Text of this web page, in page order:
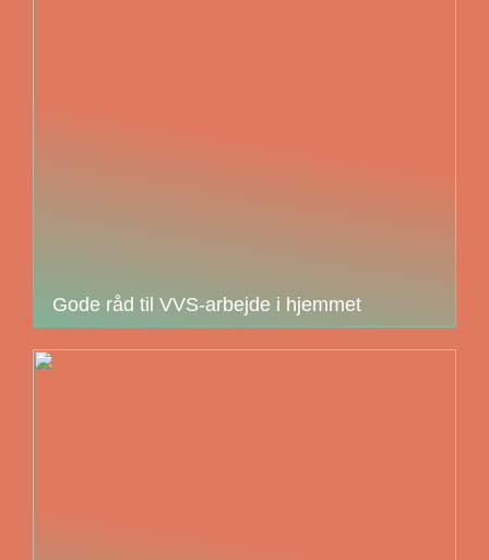
Gode råd til VVS-arbejde i hjemmet